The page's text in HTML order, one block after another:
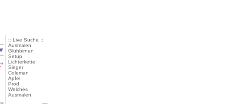
*
:: Live Suche ::
Ausmalen
Glühbirnen
Setup
Lichterkette
Sieger
Coleman
Apfel
Prod
Welches
Ausmalen